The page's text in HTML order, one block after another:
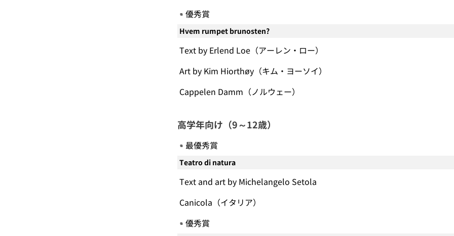
優秀賞
Hvem rumpet brunosten?
Text by Erlend Loe（アーレン・ロー）
Art by Kim Hiorthøy（キム・ヨーソイ）
Cappelen Damm（ノルウェー）
高学年向け（9～12歳）
最優秀賞
Teatro di natura
Text and art by Michelangelo Setola
Canicola（イタリア）
優秀賞